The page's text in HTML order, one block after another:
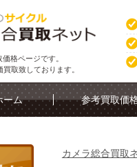
格ページです。
取致しております。
ーム 参考買取価
カメラ総合買取